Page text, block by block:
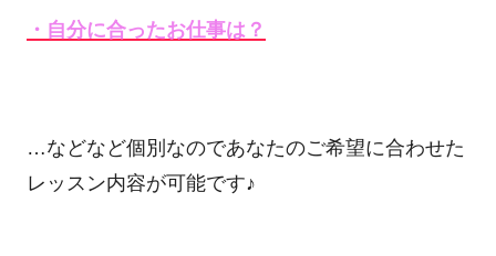
・自分に合ったお仕事は？
…などなど個別なのであなたのご希望に合わせた
レッスン内容が可能です♪